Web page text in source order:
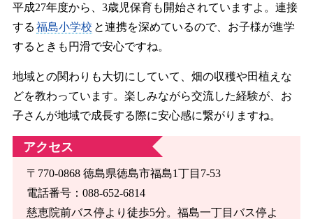
平成27年度から、3歳児保育も開始されていますよ。連接
する 福島小学校 と連携を深めているので、お子様が進学
するときも円滑で安心ですね。
地域との関わりも大切にしていて、畑の収穫や田植えな
どを教わっています。楽しみながら交流した経験が、お
子さんが地域で成長する際に安心感に繋がりますね。
アクセス
〒770-0868 徳島県徳島市福島1丁目7-53
電話番号：088-652-6814
慈恵院前バス停より徒歩5分。福島一丁目バス停よ